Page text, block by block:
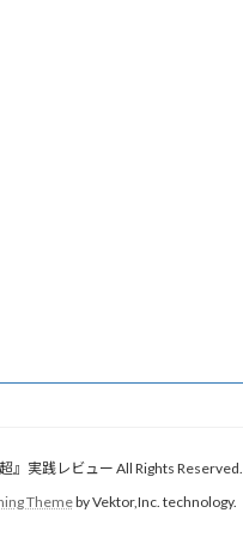
』実践レビュー All Rights Reserved.
Themeby Vektor,Inc. technology.